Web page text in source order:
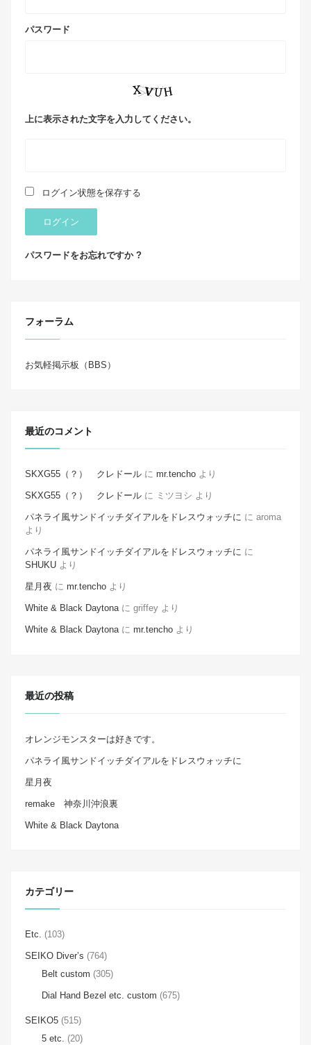
パスワード
上に表示された文字を入力してください。
ログイン状態を保存する
ログイン
パスワードをお忘れですか ?
フォーラム
お気軽掲示板（BBS）
最近のコメント
SKXG55（？） クレドール に mr.tencho より
SKXG55（？） クレドール に ミツヨシ より
パネライ風サンドイッチダイアルをドレスウォッチに に aroma
より
パネライ風サンドイッチダイアルをドレスウォッチに に
SHUKU より
星月夜 に mr.tencho より
White & Black Daytonaに griffey より
White & Black Daytonaに mr.tencho より
最近の投稿
オレンジモンスターは好きです。
パネライ風サンドイッチダイアルをドレスウォッチに
星月夜
remake 神奈川沖浪裏
White & Black Daytona
カテゴリー
Etc. (103)
SEIKO Diver’s (764)
Belt custom (305)
Dial Hand Bezel etc. custom (675)
SEIKO5 (515)
5 etc.
(20)